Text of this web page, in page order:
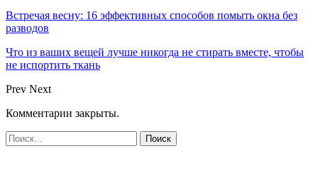
Встречая весну: 16 эффективных способов помыть окна без
разводов
Что из ваших вещей лучше никогда не стирать вместе, чтобы
не испортить ткань
Prev Next
Комментарии закрыты.